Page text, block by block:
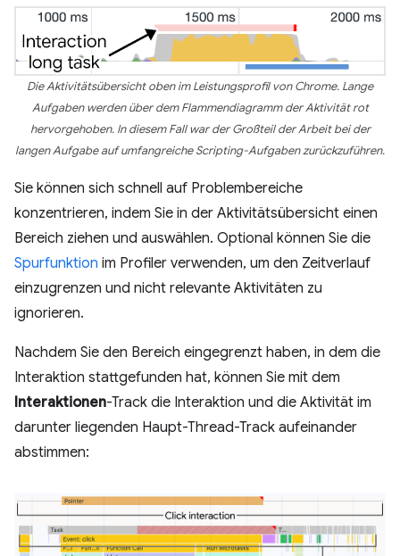
Die Aktivitätsübersicht oben im Leistungsprofil von Chrome. Lange
Aufgaben werden über dem Flammendiagramm der Aktivität rot
hervorgehoben. In diesem Fall war der Großteil der Arbeit bei der
langen Aufgabe auf umfangreiche Scripting-Aufgaben zurückzuführen.
Sie können sich schnell auf Problembereiche
konzentrieren, indem Sie in der Aktivitätsübersicht einen
Bereich ziehen und auswählen. Optional können Sie die
Spurfunktion im Profiler verwenden, um den Zeitverlauf
einzugrenzen und nicht relevante Aktivitäten zu
ignorieren.
Nachdem Sie den Bereich eingegrenzt haben, in dem die
Interaktion stattgefunden hat, können Sie mit dem
Interaktionen-Track die Interaktion und die Aktivität im
darunter liegenden Haupt-Thread-Track aufeinander
abstimmen: